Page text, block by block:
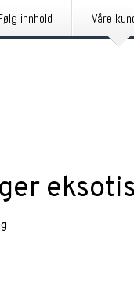
innhold Våre